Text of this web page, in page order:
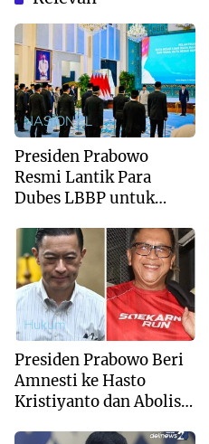
NASIONAL
Presiden Prabowo
Resmi Lantik Para
Dubes LBBP untuk
Hukum
Presiden Prabowo Beri
Amnesti ke Hasto
Kristiyanto dan Abolisi